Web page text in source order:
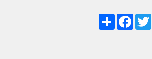
ShareFacebookTwitter